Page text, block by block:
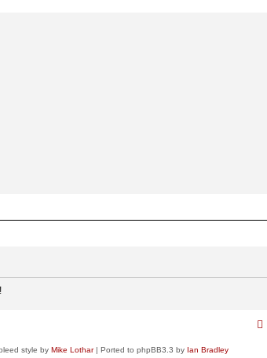
style by Mike Lothar| Ported to phpBB3.3 by Ian Bradley